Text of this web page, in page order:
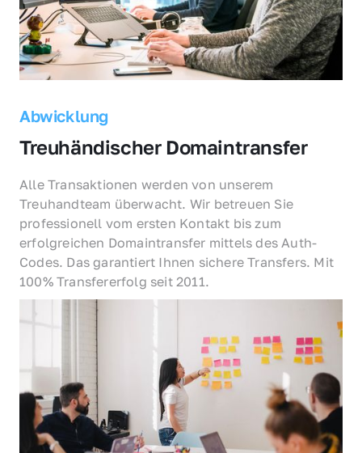
Abwicklung
Treuhändischer Domaintransfer
Alle Transaktionen werden von unserem
Treuhandteam überwacht. Wir betreuen Sie
professionell vom ersten Kontakt bis zum
erfolgreichen Domaintransfer mittels des Auth-
Codes. Das garantiert Ihnen sichere Transfers. Mit
100% Transfererfolg seit 2011.